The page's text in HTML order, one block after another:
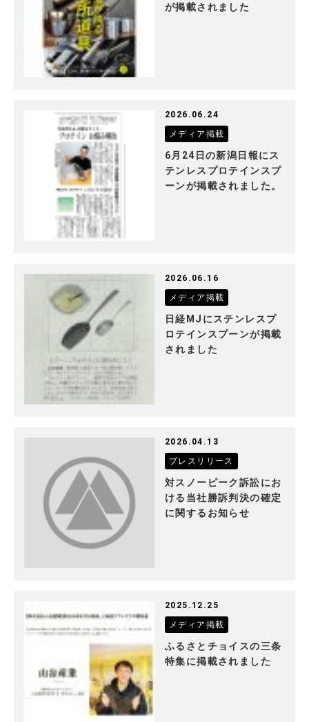
が掲載されました
2026.06.24
メディア掲載
6月24日の新潟日報にス
テンレスプロテインスプ
ーンが掲載されました。
2026.06.16
メディア掲載
日経MJにステンレスプ
ロテインスプーンが掲載
されました
2026.04.13
プレスリリース
対スノーピーク訴訟にお
ける当社勝訴判決の確定
に関するお知らせ
2025.12.25
メディア掲載
ふるさとチョイスの三条
特集に掲載されました